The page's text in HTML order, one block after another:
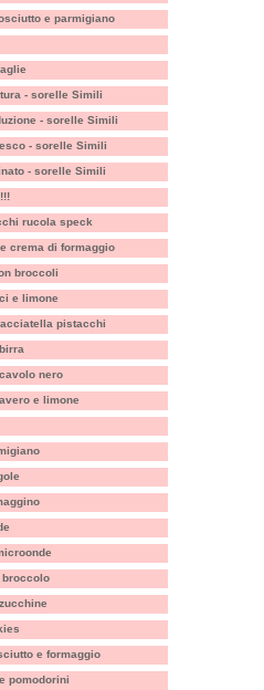
e parmigiano
- sorelle Simili
- sorelle Simili
- sorelle Simili
- sorelle Simili
rucola speck
crema di formaggio
broccoli
e limone
pistacchi
nero
e limone
broccolo
e formaggio
pomodorini